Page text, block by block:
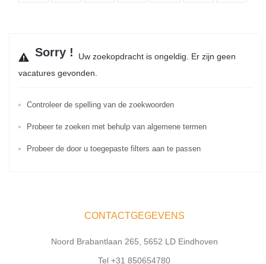
Sorry !
Uw zoekopdracht is ongeldig. Er zijn geen
vacatures gevonden.
Controleer de spelling van de zoekwoorden
Probeer te zoeken met behulp van algemene termen
Probeer de door u toegepaste filters aan te passen
CONTACTGEGEVENS
Noord Brabantlaan 265, 5652 LD Eindhoven
Tel +31 850654780